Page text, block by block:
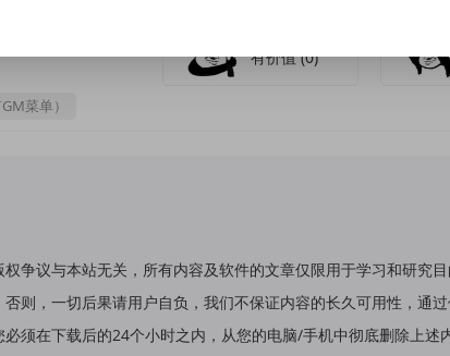
有价值(0)
菜单）
争议与本站无关，所有内容及软件的文章仅限用于学习和研究
则，一切后果请用户自负，我们不保证内容的长久可用性，通
须在下载后的24个小时之内，从您的电脑/手机中彻底删除上述